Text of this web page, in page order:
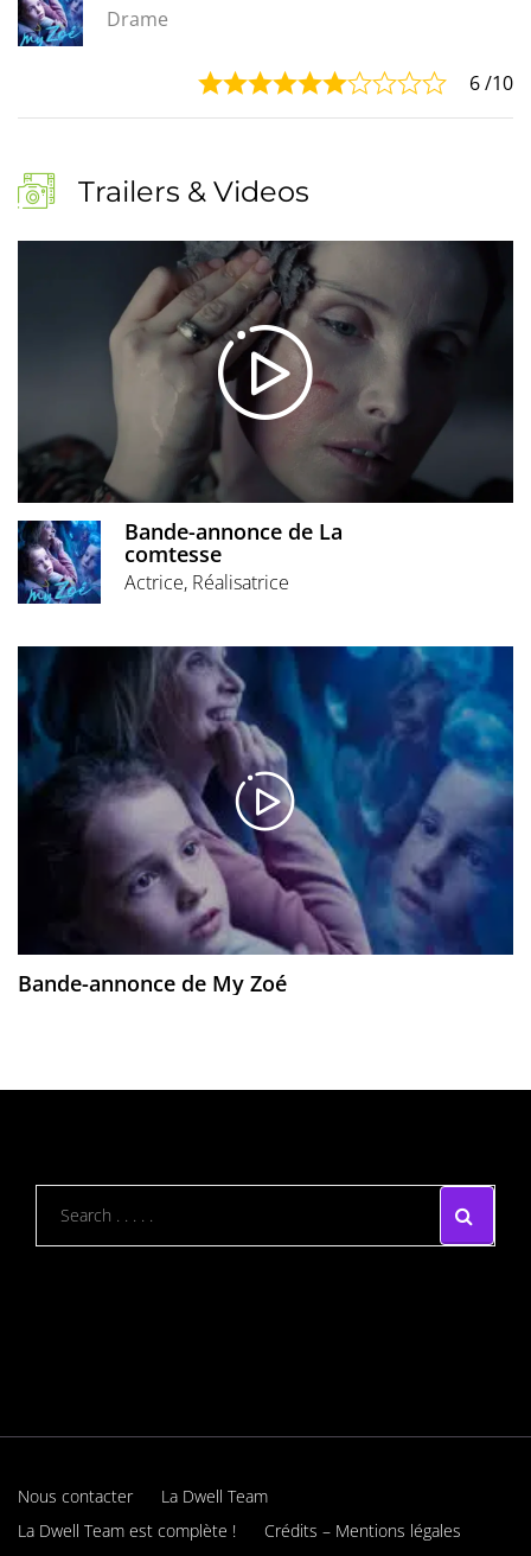
Drame
6/10
Trailers & Videos
Bande-annonce de La
comtesse
Actrice, Réalisatrice
Bande-annonce de My Zoé
Nous contacter
La Dwell Team
La Dwell Team est complète !
Crédits – Mentions légales